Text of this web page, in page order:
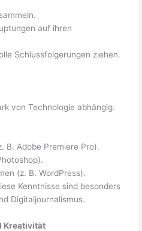
auf ihren
Schlussfolgerungen ziehen.
von Technologie abhängig.
B. Adobe Premiere Pro).
(z. B. WordPress).
Kenntnisse sind besonders
Digitaljournalismus.
Kreativität